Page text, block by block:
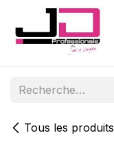
Se rendre au contenu
Tous les produits